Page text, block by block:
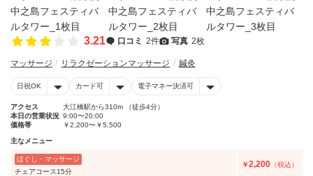
3.21 口コミ 2件 写真 2枚
マッサージ リラクゼーションマッサージ 鍼灸
日祝OK カード可 電子マネー決済可
アクセス
大江橋駅から310m （徒歩4分）
本日の営業状況 9:00〜20:00
価格帯
￥2,200〜￥5,500
主なメニュー
ほぐし・マッサージ
チェアコース15分
￥2,200 （税込）